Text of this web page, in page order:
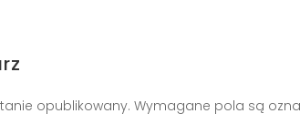
opublikowany. Wymagane pola są